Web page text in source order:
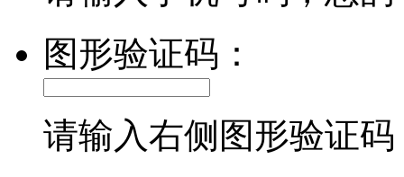
图形验证码：
请输入右侧图形验证码